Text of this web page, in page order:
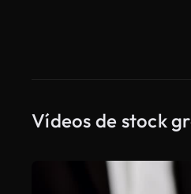
Vídeos de stock